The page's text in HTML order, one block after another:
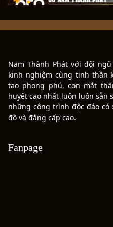
các tấm ván gỗ lớn
Nam Thành Phát với đội
kinh nghiệm cùng tinh thần
tạo phong phú, con mắt
huyết cao nhất luôn luôn sẵn
những công trình độc đáo
độ và đẳng cấp cao.
Fanpage